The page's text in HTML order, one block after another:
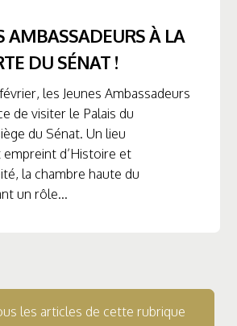
AMBASSADEURS À LA
DU SÉNAT !
les Jeunes Ambassadeurs
de visiter le Palais du
du Sénat. Un lieu
d’Histoire et
la chambre haute du
un rôle...
les articles de cette rubrique